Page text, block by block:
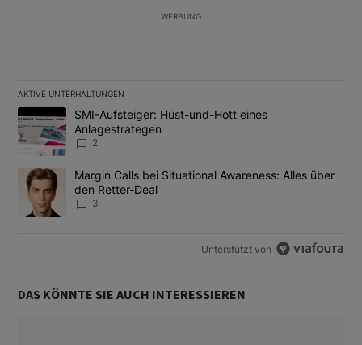
WERBUNG
AKTIVE UNTERHALTUNGEN
Das Folgende ist eine Liste der am meisten kommentierten
Ein Trendartikel mit dem Titel "SMI-Aufsteiger: Hüst-und-Hott
SMI-Aufsteiger: Hüst-und-Hott eines
Anlagestrategen
2
Ein Trendartikel mit dem Titel "Margin Calls bei Situational
Margin Calls bei Situational Awareness: Alles über
den Retter-Deal
3
Unterstützt von
DAS KÖNNTE SIE AUCH INTERESSIEREN